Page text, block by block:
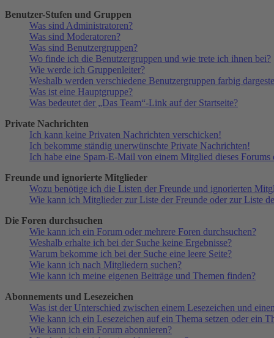
Benutzer-Stufen und Gruppen
Was sind Administratoren?
Was sind Moderatoren?
Was sind Benutzergruppen?
Wo finde ich die Benutzergruppen und wie trete ich ihnen bei?
Wie werde ich Gruppenleiter?
Weshalb werden verschiedene Benutzergruppen farbig
Was ist eine Hauptgruppe?
Was bedeutet der „Das Team“-Link auf der Startseite?
Private Nachrichten
Ich kann keine Privaten Nachrichten verschicken!
Ich bekomme ständig unerwünschte Private Nachrichten!
Ich habe eine Spam-E-Mail von einem Mitglied dieses Forums
Freunde und ignorierte Mitglieder
Wozu benötige ich die Listen der Freunde und ignorierten
Wie kann ich Mitglieder zur Liste der Freunde oder zur Liste
Die Foren durchsuchen
Wie kann ich ein Forum oder mehrere Foren durchsuchen?
Weshalb erhalte ich bei der Suche keine Ergebnisse?
Warum bekomme ich bei der Suche eine leere Seite?
Wie kann ich nach Mitgliedern suchen?
Wie kann ich meine eigenen Beiträge und Themen finden?
Abonnements und Lesezeichen
Was ist der Unterschied zwischen einem Lesezeichen und
Wie kann ich ein Lesezeichen auf ein Thema setzen oder ein
Wie kann ich ein Forum abonnieren?